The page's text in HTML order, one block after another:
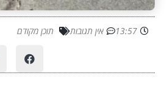
13:57 אין תגובות תוכן מקודם